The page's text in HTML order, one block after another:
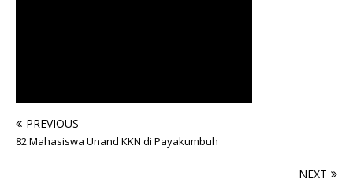
PREVIOUS
82 Mahasiswa Unand KKN di Payakumbuh
NEXT